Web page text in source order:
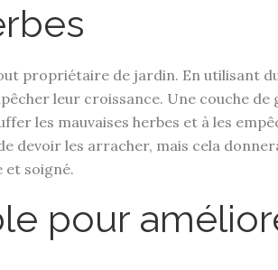
propriétaire de jardin. En utilisant
leur croissance. Une couche de
les mauvaises herbes et à les
devoir les arracher, mais cela
soigné.
pour